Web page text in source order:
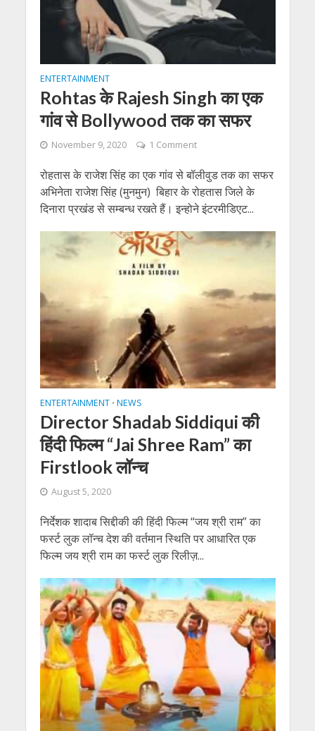
ENTERTAINMENT
Rohtas के Rajesh Singh का एक
गांव से Bollywood तक का सफर
November 9, 2020 1 Comment
रोहतास के राजेश सिंह का एक गांव से बॉलीवुड तक का सफर
अभिनेता राजेश सिंह (मुनमुन) बिहार के रोहतास जिले के
दिनारा प्रखंड से सम्बन्ध रखते हैं। इन्होने इंटरमीडिएट...
ENTERTAINMENT • NEWS
Director Shadab Siddiqui की
हिंदी फिल्म “Jai Shree Ram” का
Firstlook लॉन्च
August 5, 2020
निर्देशक शादाब सिद्दीकी की हिंदी फिल्म “जय श्री राम” का
फर्स्ट लुक लॉन्च देश की वर्तमान स्थिति पर आधारित एक
फिल्म जय श्री राम का फर्स्ट लुक रिलीज़...